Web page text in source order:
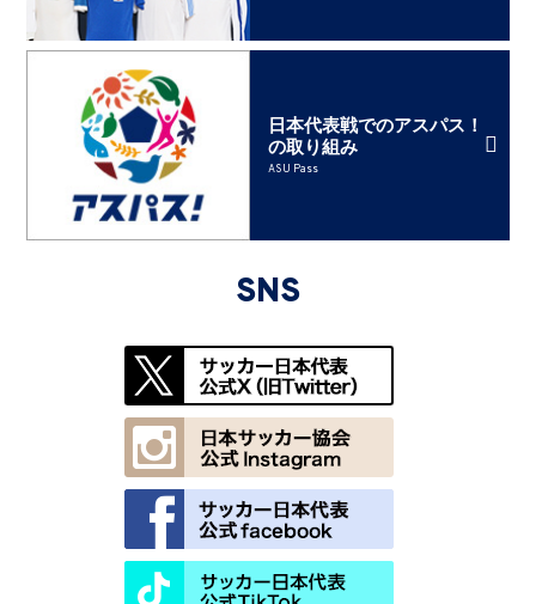
日本代表戦でのアスパス！
の取り組み
ASU Pass
SNS